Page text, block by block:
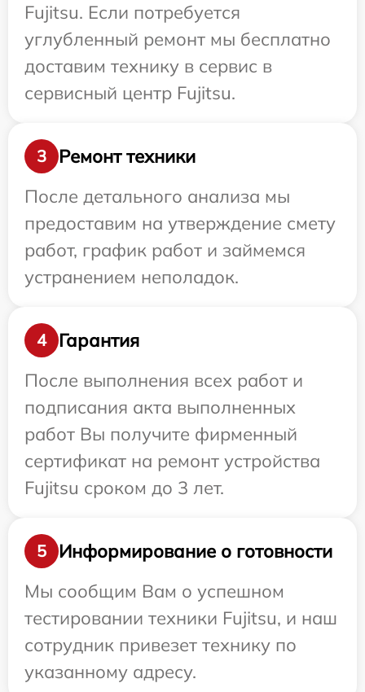
Fujitsu. Если потребуется
углубленный ремонт мы бесплатно
доставим технику в сервис в
сервисный центр Fujitsu.
3
Ремонт техники
После детального анализа мы
предоставим на утверждение смету
работ, график работ и займемся
устранением неполадок.
4
Гарантия
После выполнения всех работ и
подписания акта выполненных
работ Вы получите фирменный
сертификат на ремонт устройства
Fujitsu сроком до 3 лет.
5
Информирование о готовности
Мы сообщим Вам о успешном
тестировании техники Fujitsu, и наш
сотрудник привезет технику по
указанному адресу.